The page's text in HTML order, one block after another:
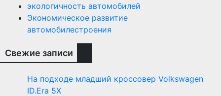
экологичность автомобилей
Экономическое развитие
автомобилестроения
Свежие записи
На подходе младший кроссовер Volkswagen
ID.Era 5X